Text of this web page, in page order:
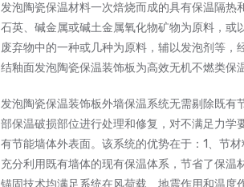
发泡陶瓷保温材料一次焙烧而成的具有保温隔
石英、碱金属或碱土金属氧化物矿物为原料，
废弃物中的一种或几种为原料，辅以发泡剂等
结釉面发泡陶瓷保温装饰板为高效无机不燃类
发泡陶瓷保温装饰板外墙保温系统无需剔除既
部保温破损部位进行处理和修复，对不满足力
有节能墙体外表面。该系统的优势在于：1、节
充分利用既有墙体的现有保温体系，节省了保
锚固技术均满足系统在风荷载、地震作用和温